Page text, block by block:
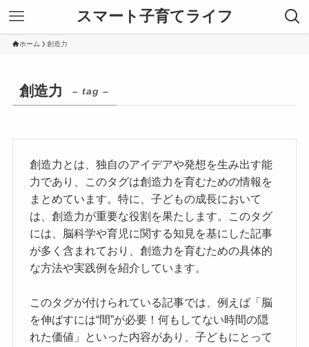
スマート子育てライフ
ホーム 創造力
創造力 – tag –
創造力とは、独自のアイデアや発想を生み出す能
力であり、このタグは創造力を育むための情報を
まとめています。特に、子どもの成長において
は、創造力が重要な役割を果たします。このタグ
には、脳科学や育児に関する知見を基にした記事
が多く含まれており、創造力を育むための具体的
な方法や実践例を紹介しています。
このタグが付けられている記事では、例えば「脳
を伸ばすには“間”が必要！何もしてない時間の隠
れた価値」といった内容があり、子どもにとって